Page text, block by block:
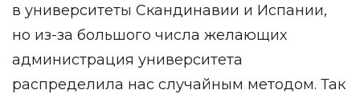
в университеты Скандинавии и Испании,
но из-за большого числа желающих
администрация университета
распределила нас случайным методом. Так